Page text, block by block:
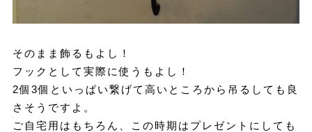
そのまま飾るもよし！
フックとして実際に使うもよし！
2個3個といっぱい繋げて高いところから吊るしても良
さそうですよ。
ご自宅用はもちろん、この時期はプレゼントにしても